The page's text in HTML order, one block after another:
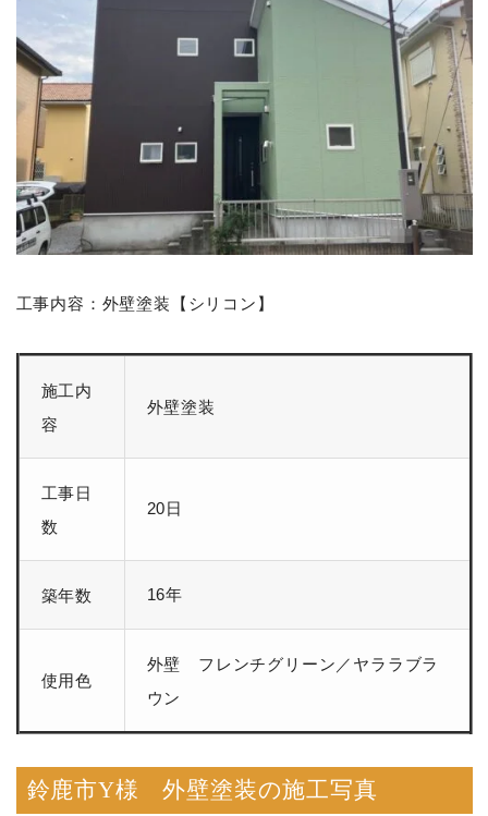
工事内容：外壁塗装【シリコン】
施工内
容
外壁塗装
工事日
数
20日
築年数 16年
使用色
外壁 フレンチグリーン／ヤララブラ
ウン
鈴鹿市Y様 外壁塗装の施工写真